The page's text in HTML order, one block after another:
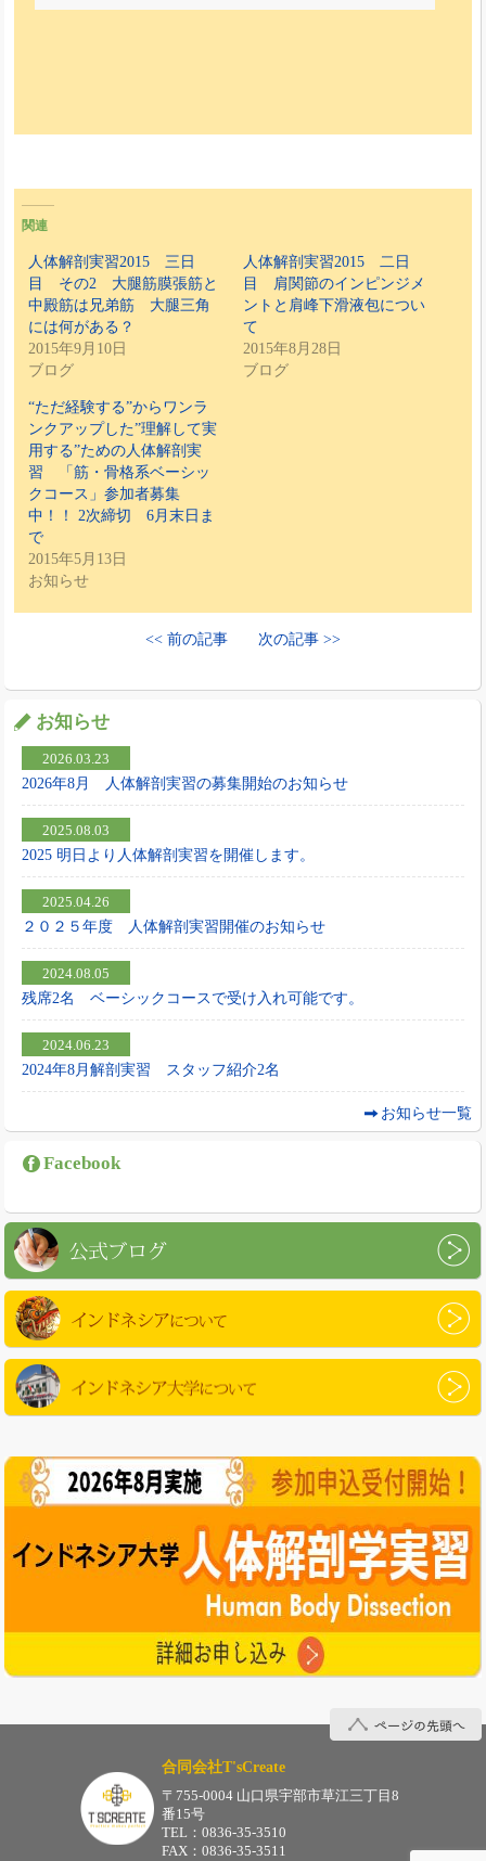
関連
人体解剖実習2015 三日
目 その2 大腿筋膜張筋と
中殿筋は兄弟筋 大腿三角
には何がある？
2015年9月10日
ブログ
人体解剖実習2015 二日
目 肩関節のインピンジメ
ントと肩峰下滑液包につい
て
2015年8月28日
ブログ
“ただ経験する”からワンラ
ンクアップした”理解して実
用する”ための人体解剖実
習 「筋・骨格系ベーシッ
クコース」参加者募集
中！！ 2次締切 6月末日ま
で
2015年5月13日
お知らせ
<< 前の記事 次の記事 >>
お知らせ
2026.03.23
2026年8月 人体解剖実習の募集開始のお知らせ
2025.08.03
2025 明日より人体解剖実習を開催します。
2025.04.26
２０２５年度 人体解剖実習開催のお知らせ
2024.08.05
残席2名 ベーシックコースで受け入れ可能です。
2024.06.23
2024年8月解剖実習 スタッフ紹介2名
お知らせ一覧
Facebook
公式ブログ
インドネシアについて
インドネシア大学について
合同会社T'sCreate
〒755-0004 山口県宇部市草江三丁目8
番15号
TEL：0836-35-3510
FAX：0836-35-3511